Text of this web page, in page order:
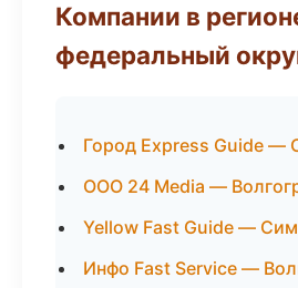
Компании в
федеральный
Город Express Guide —
ООО 24 Media —
Yellow Fast Guide —
Инфо Fast Service —